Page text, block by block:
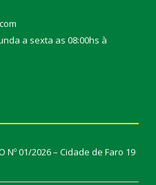
a sexta as 08:00hs à
Nº 01/2026 – Cidade de Faro 19